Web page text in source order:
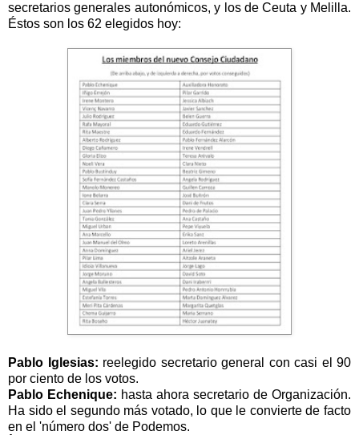
secretarios generales autonómicos, y los de Ceuta y Melilla.
Éstos son los 62 elegidos hoy:
Pablo Iglesias: reelegido secretario general con casi el 90
por ciento de los votos.
Pablo Echenique: hasta ahora secretario de Organización.
Ha sido el segundo más votado, lo que le convierte de facto
en el 'número dos' de Podemos.